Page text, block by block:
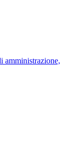
amministrazione,